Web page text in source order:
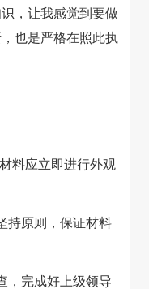
，让我感觉到要做
也是严格在照此执
料应立即进行外观
持原则，保证材料
完成好上级领导